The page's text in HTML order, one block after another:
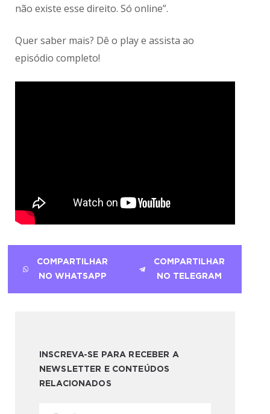
não existe esse direito. Só online”.
Quer saber mais? Dê o play e assista ao
episódio completo!
COMPARTILHAR
NO WHATSAPP
COMPARTILHAR
NO TELEGRAM
INSCREVA-SE PARA RECEBER A
NEWSLETTER E CONTEÚDOS
RELACIONADOS